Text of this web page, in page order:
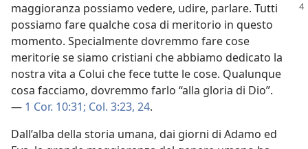
maggioranza possiamo vedere, udire, parlare. Tutti
possiamo fare qualche cosa di meritorio in questo
momento. Specialmente dovremmo fare cose
meritorie se siamo cristiani che abbiamo dedicato la
nostra vita a Colui che fece tutte le cose. Qualunque
cosa facciamo, dovremmo farlo “alla gloria di Dio”.
— 1 Cor. 10:31; Col. 3:23, 24.
Dall’alba della storia umana, dai giorni di Adamo ed